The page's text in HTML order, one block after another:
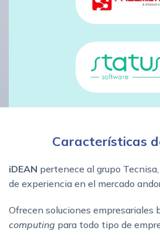
Características
iDEAN pertenece al grupo
de experiencia en el mercado
Ofrecen soluciones empresariales
computing para todo tipo de